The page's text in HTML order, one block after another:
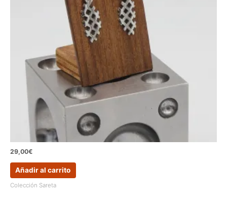
29,00€
Añadir al carrito
Colección Sareta